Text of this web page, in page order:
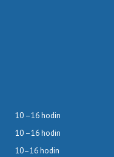
10 –16 hodin
10 –16 hodin
10–16 hodin